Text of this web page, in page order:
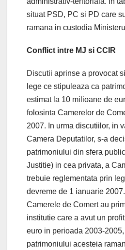
situat PSD, PC si PD care
ramana in custodia
Conflict intre MJ si CCIR
Discutii aprinse a provocat
lege ce stipuleaza ca
estimat la 10 milioane de
folosinta Camerelor de
2007. In urma discutiilor, in
Camera Deputatilor, s-a
patrimoniului din sfera
Justitie) in cea privata, a
trebuie reglementata prin
devreme de 1 ianuarie
Camerele de Comert au
institutie care a avut un
euro in perioada 2003-
patrimoniului acesteia